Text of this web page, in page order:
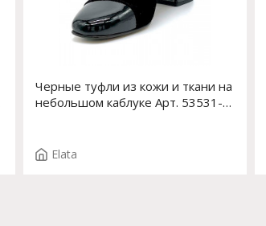
Черные туфли из кожи и ткани на
небольшом каблуке Арт. 53531-0
Elata